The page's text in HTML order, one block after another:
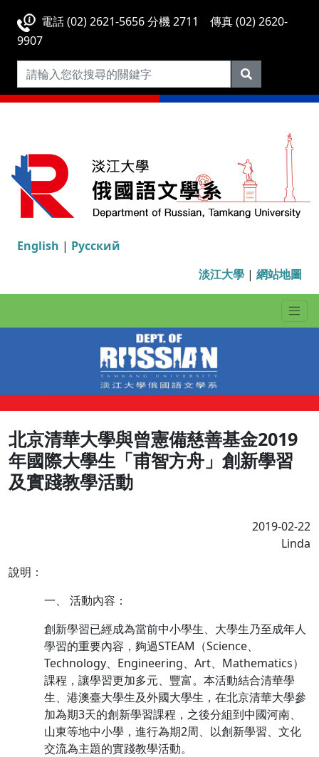
電話 (02) 2621-5656 分機 2711 傳真 (02) 2620-
9907
English | Русский
淡江大學 | 網站地圖
北京清華大學與曾憲備慈善基金2019
年國際大學生「甫智方舟」創新學習
及實踐教學活動
2019-02-22
Linda
說明：
一、 活動內容：
創新學習已經成為當前中小學生、大學生乃至成年人
學習的重要內容，夠過STEAM（Science、
Technology、Engineering、Art、Mathematics）
課程，讓學習更加多元、豐富。本活動結合清華學
生、港澳臺大學生及外國大學生，在北京清華大學參
加為期3天的創新學習課程，之後分組到中國河南、
山東等地中小學，進行為期2周、以創新學習、文化
交流為主題的實踐教學活動。